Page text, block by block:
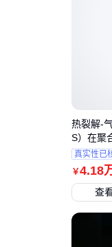
￥4.18
热裂解-
S）在聚
真实性已
查